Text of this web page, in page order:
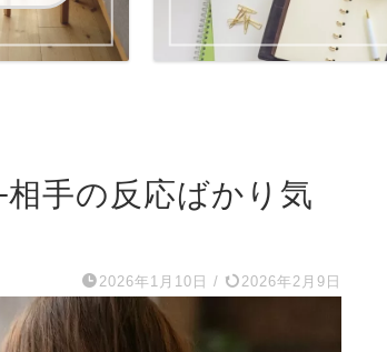
手の反応ばかり気
2026年1月10日 / 2026年2月9日